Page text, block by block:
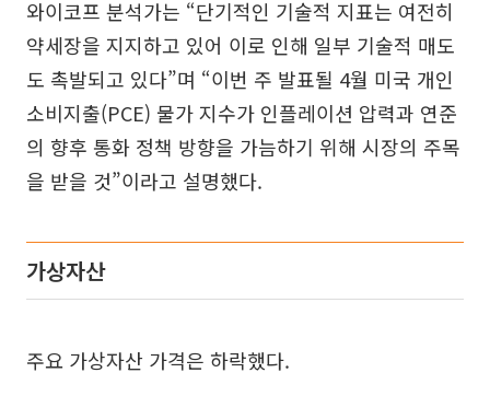
와이코프 분석가는 “단기적인 기술적 지표는 여전히
약세장을 지지하고 있어 이로 인해 일부 기술적 매도
도 촉발되고 있다”며 “이번 주 발표될 4월 미국 개인
소비지출(PCE) 물가 지수가 인플레이션 압력과 연준
의 향후 통화 정책 방향을 가늠하기 위해 시장의 주목
을 받을 것”이라고 설명했다.
가상자산
주요 가상자산 가격은 하락했다.